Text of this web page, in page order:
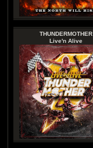
THUNDERMOTHER
Live'n Alive